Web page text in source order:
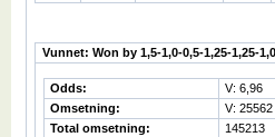
Vunnet: Won by 1,5-1,0-0,5-1,25-1,25-
Odds: V: 6,96
Omsetning:
V: 25562
Total omsetning:
145213